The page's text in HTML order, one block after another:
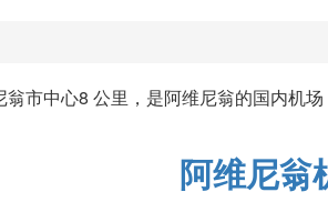
市中心8 公里，是阿维尼翁的国内机
阿维尼翁